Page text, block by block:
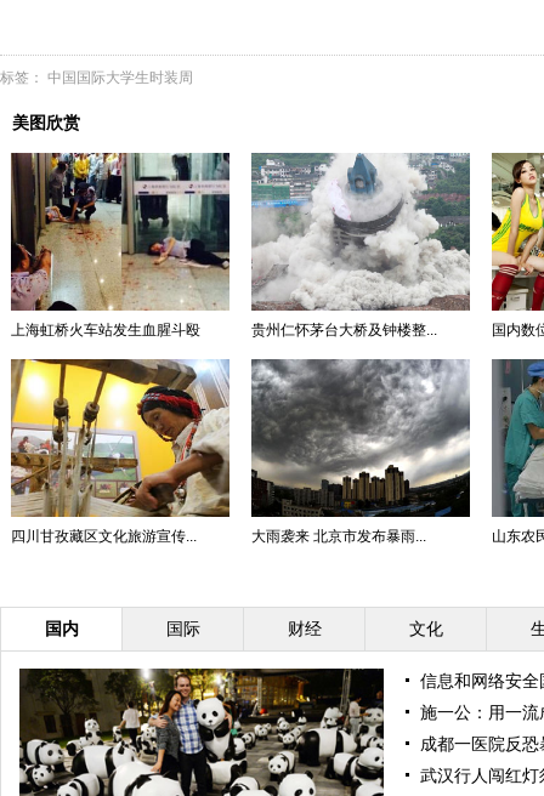
标签： 中国国际大学生时装周
美图欣赏
上海虹桥火车站发生血腥斗殴 贵州仁怀茅台大桥及钟楼整... 国内数
四川甘孜藏区文化旅游宣传... 大雨袭来 北京市发布暴雨... 山东农
国内 国际 财经 文化
信息和网络安
施一公：用一流
成都一医院反
武汉行人闯红